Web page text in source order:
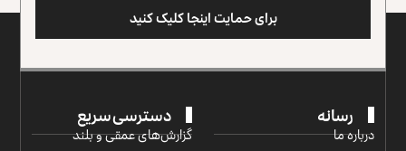
برای حمایت اینجا کلیک کنید
رسانه
درباره ما
دسترسی سریع
گزارش‌‌های عمقی و بلند